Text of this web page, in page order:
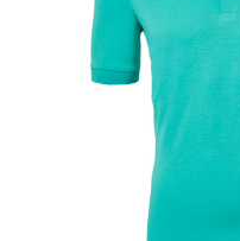
Truien-Pullovers